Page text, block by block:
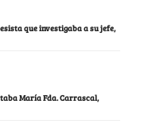
que investigaba a su jefe,
María Fda. Carrascal,